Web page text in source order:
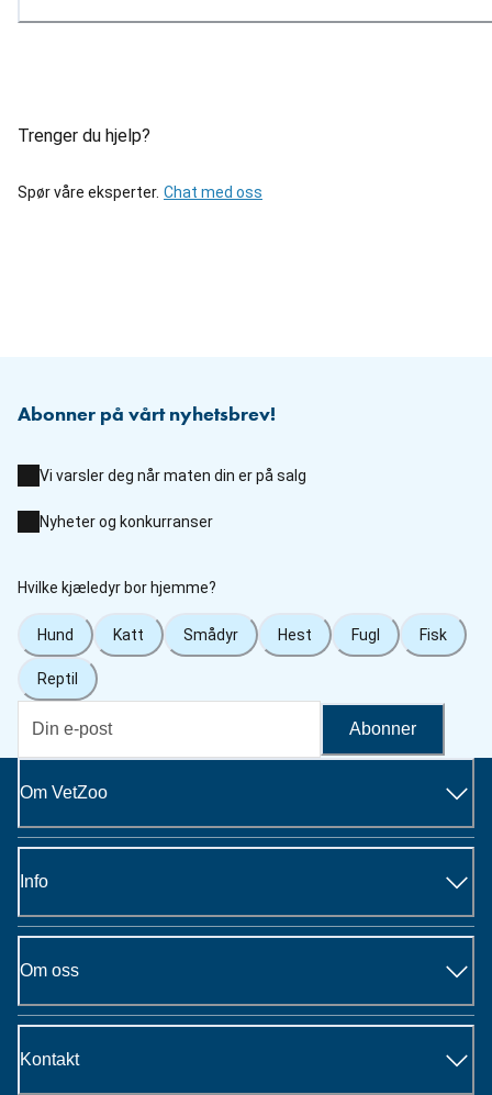
Trenger du hjelp?
Spør våre eksperter. Chat med oss
Abonner på vårt nyhetsbrev!
Vi varsler deg når maten din er på salg
Nyheter og konkurranser
Hvilke kjæledyr bor hjemme?
Hund Katt Smådyr Hest Fugl Fisk
Reptil
Abonner
Om VetZoo
Info
Om oss
Kontakt